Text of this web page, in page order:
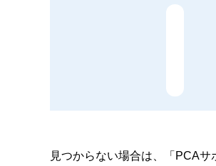
見つからない場合は、「PCA